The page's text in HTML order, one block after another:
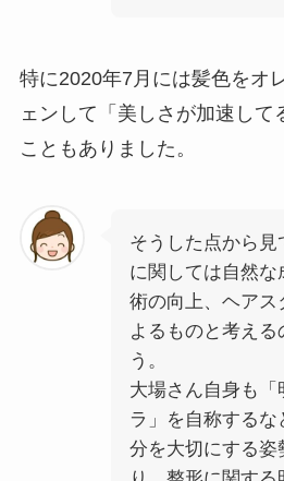
特に2020年7月には髪色をオ
ェンして「美しさが加速して
こともありました。
そうした点から
に関しては自然な
術の向上、ヘアス
よるものと考える
う。
大場さん自身も「
ラ」を自称するな
分を大切にする姿